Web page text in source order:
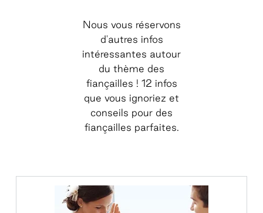
Nous vous réservons
d'autres infos
intéressantes autour
du thème des
fiançailles ! 12 infos
que vous ignoriez et
conseils pour des
fiançailles parfaites.